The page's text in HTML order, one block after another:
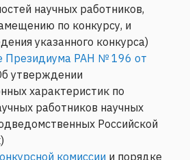
научных работников,
по конкурсу, и
указанного конкурса)
Президиума РАН № 196 от
утверждении
характеристик по
работников научных
Российской
комиссии и порядке